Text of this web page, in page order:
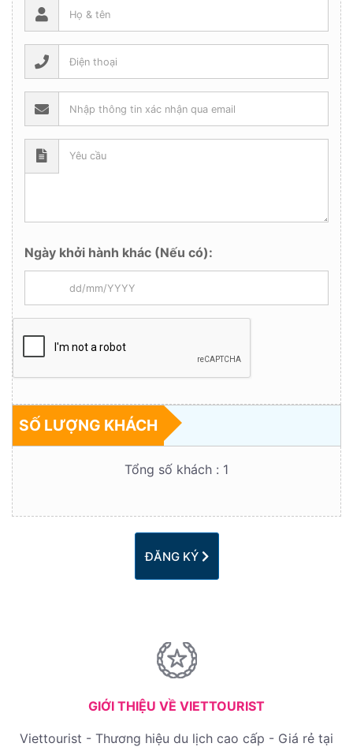
Ngày khởi hành khác (Nếu có):
SỐ LƯỢNG KHÁCH
Tổng số khách : 1
ĐĂNG KÝ
GIỚI THIỆU VỀ VIETTOURIST
Viettourist - Thương hiệu du lịch cao cấp - Giá rẻ tại